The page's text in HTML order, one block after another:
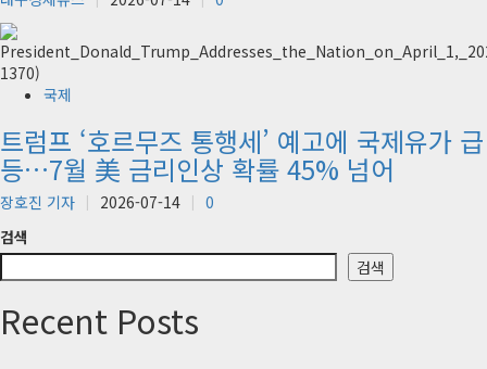
국제
트럼프 ‘호르무즈 통행세’ 예고에 국제유가 급
등…7월 美 금리인상 확률 45% 넘어
장호진 기자 2026-07-14
0
검색
검색
Recent Posts